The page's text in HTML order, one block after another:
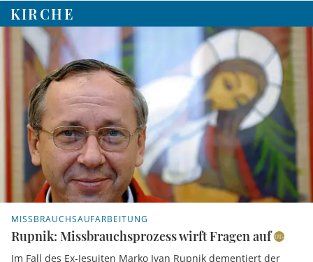
KIRCHE
MISSBRAUCHSAUFARBEITUNG
Rupnik: Missbrauchsprozess wirft Fragen auf
Im Fall des Ex-Jesuiten Marko Ivan Rupnik dementiert der